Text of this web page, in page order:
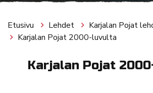
Etusivu Lehdet
Karjalan Pojat
Karjalan Pojat 2000-luvulta
Karjalan Pojat